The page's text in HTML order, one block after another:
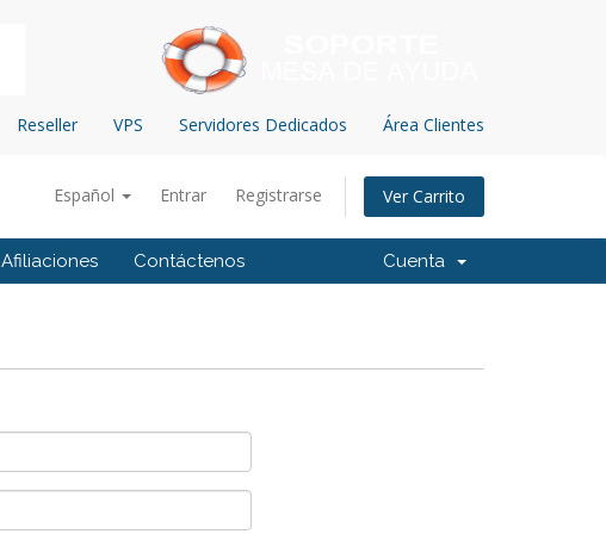
Reseller VPS Servidores Dedicados Área Clientes
Español Entrar Registrarse Ver Carrito
Afiliaciones Contáctenos Cuenta